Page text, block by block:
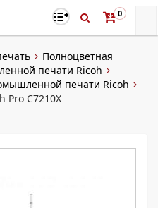
0
Полноцветная
печати Ricoh
печати Ricoh
Pro C7210X